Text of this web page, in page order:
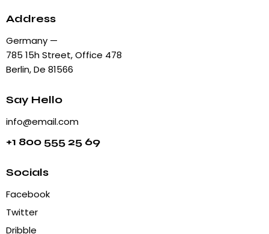
Address
Germany —
785 15h Street, Office 478
Berlin, De 81566
Say Hello
info@email.com
+1 800 555 25 69
Socials
Facebook
Twitter
Dribble